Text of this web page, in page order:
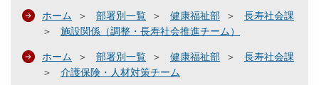
ホーム 部署別一覧 健康福祉部
長寿社会課
施設関係（調整・長寿社会推進チーム）
ホーム 部署別一覧 健康福祉部
長寿社会課
介護保険・人材対策チーム